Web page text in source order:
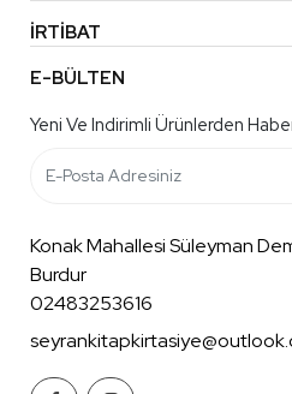
İRTİBAT
E-BÜLTEN
Yeni Ve Indirimli Ürünlerden
Konak Mahallesi Süleyman
Burdur
02483253616